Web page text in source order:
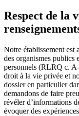
Respect de la
Notre établissement est
des organismes publics
personnels (RLRQ c.
droit à la vie privée et
dossier en particulier
demandons de faire
révéler d’informations
évoquer des